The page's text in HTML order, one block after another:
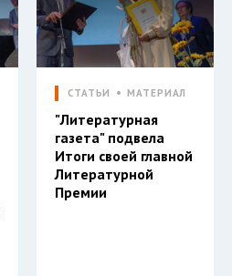
СТАТЬИ МАТЕРИАЛ
"Литературная
газета" подвела
Итоги своей главной
Литературной
Премии